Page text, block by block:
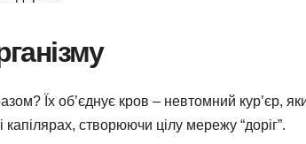
Їх об’єднує кров – невтомний кур’єр,
створюючи цілу мережу “доріг”.